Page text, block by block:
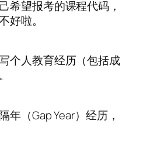
希望报考的课程代码，
好啦。
个人教育经历（包括成
年（Gap Year）经历，